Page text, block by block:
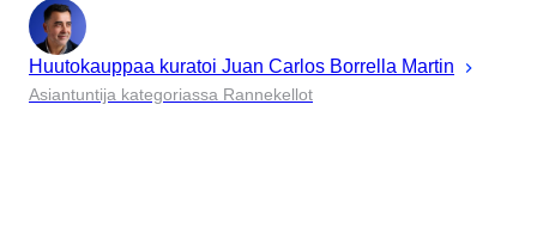
Huutokauppaa kuratoi Juan Carlos Borrella Martin
Asiantuntija kategoriassa Rannekellot